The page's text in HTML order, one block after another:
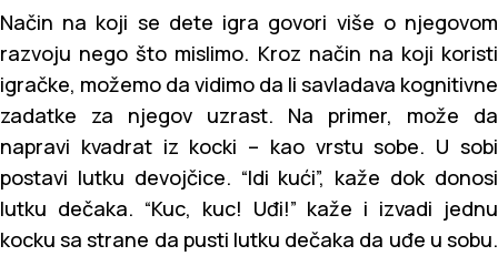
Način na koji se dete igra govori više o njegovom
razvoju nego što mislimo. Kroz način na koji koristi
igračke, možemo da vidimo da li savladava kognitivne
zadatke za njegov uzrast. Na primer, može da
napravi kvadrat iz kocki – kao vrstu sobe. U sobi
postavi lutku devojčice. “Idi kući”, kaže dok donosi
lutku dečaka. “Kuc, kuc! Uđi!” kaže i izvadi jednu
kocku sa strane da pusti lutku dečaka da uđe u sobu.